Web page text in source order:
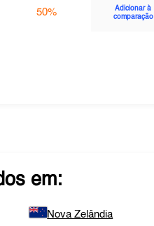
50%
Adicionar à
comparação
em:
Nova Zelândia